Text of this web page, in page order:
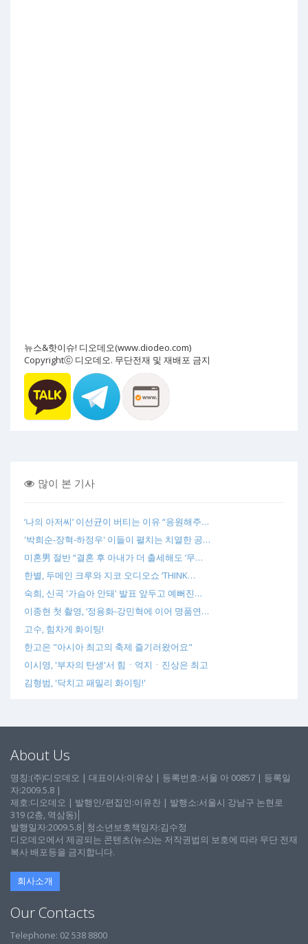
뉴스&핫이슈! 디오데오(www.diodeo.com)
Copyrightⓒ 디오데오. 무단전재 및 재배포 금지
많이 본 기사
‘나의 아저씨’ 이선균이 버티는 이유 “응원해주…
'박희순-장혁-하정우' 이들이 펼치는 치열한 공…
미혼男 절반 “결혼 후 아내가 더 출세해도 ‘무…
한별, 두메인 크루와 지코 오디오쇼 ‘THINK…
숙희, 신곡 '가슴아 안돼' 발표 앞두고 예뻐진…
이종현 첫 촬영, ‘정용화-강민혁에 이어 명품연…
고수, 힘차게 화이팅!
한고은 "아시아 최고의 축제 즐기러왔어요"
이시영, '부자의 탄생'서 힘ㆍ억지ㆍ진상은 최고
김형범, '닥치고 패밀리 화이팅!'
About Us
명칭:(주)디오데오 | 대표이사:이유상 | 등록번호:서울 아 00857 | 등록일
자:2009.5.8 |
제호:디오데오 | 발행인/편집인:이유찬 | 발행소:서울시 강남구 논현로
319 (2층, 역삼동)│
발행일자:2009.5.8│청소년보호책임자:김수정
디오데오에서 제공되는 콘텐츠(뉴스)는 저작권법의 보호에 따라 무단 전재
복사 배포등을 금지합니다.
회사소개
Our Contacts
Telephone: 02 538 8800